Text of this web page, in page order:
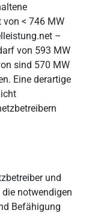
von < 746 MW
–
von 593 MW
sind 570 MW
Eine derartige
und
notwendigen
Befähigung